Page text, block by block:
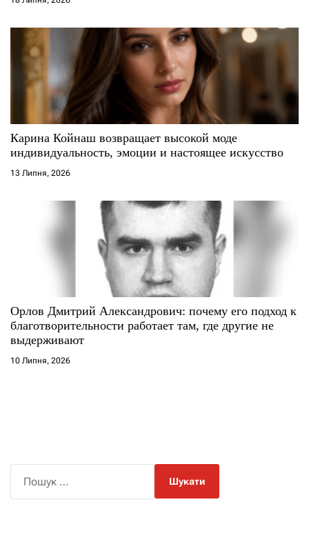
Карина Койнаш возвращает высокой моде
индивидуальность, эмоции и настоящее искусство
13 Липня, 2026
Орлов Дмитрий Александрович: почему его подход к
благотворительности работает там, где другие не
выдерживают
10 Липня, 2026